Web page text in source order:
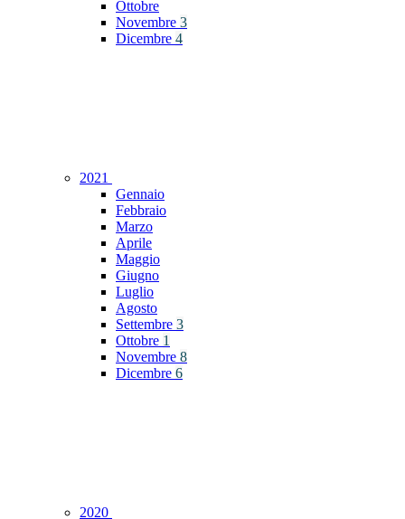
Ottobre
Novembre 3
Dicembre 4
2021
Gennaio
Febbraio
Marzo
Aprile
Maggio
Giugno
Luglio
Agosto
Settembre 3
Ottobre 1
Novembre 8
Dicembre 6
2020